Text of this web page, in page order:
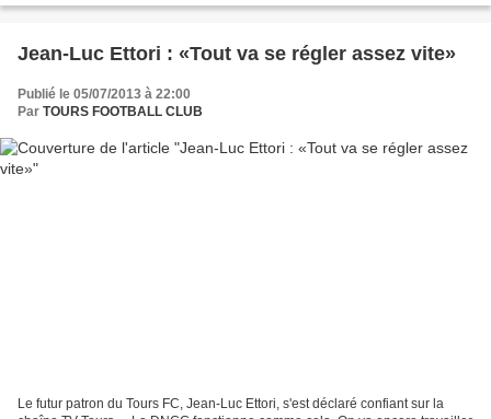
Jean-Luc Ettori : «Tout va se régler assez vite»
Publié le 05/07/2013 à 22:00
Par TOURS FOOTBALL CLUB
Le futur patron du Tours FC, Jean-Luc Ettori, s'est déclaré confiant sur la